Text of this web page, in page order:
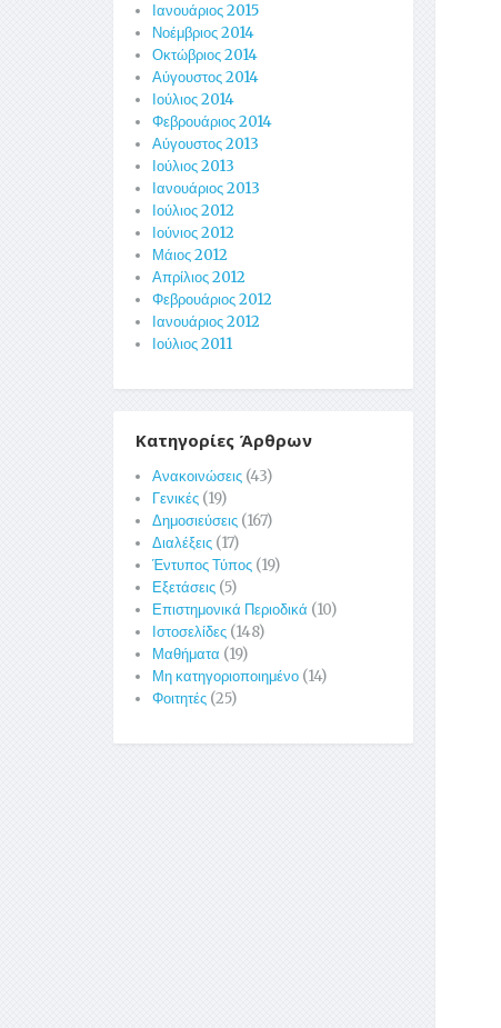
Ιανουάριος 2015
Νοέμβριος 2014
Οκτώβριος 2014
Αύγουστος 2014
Ιούλιος 2014
Φεβρουάριος 2014
Αύγουστος 2013
Ιούλιος 2013
Ιανουάριος 2013
Ιούλιος 2012
Ιούνιος 2012
Μάιος 2012
Απρίλιος 2012
Φεβρουάριος 2012
Ιανουάριος 2012
Ιούλιος 2011
Κατηγορίες Άρθρων
Ανακοινώσεις (43)
Γενικές (19)
Δημοσιεύσεις (167)
Διαλέξεις (17)
Έντυπος Τύπος (19)
Εξετάσεις (5)
Επιστημονικά Περιοδικά (10)
Ιστοσελίδες (148)
Μαθήματα (19)
Μη κατηγοριοποιημένο (14)
Φοιτητές (25)